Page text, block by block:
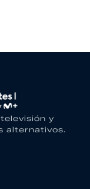
y
alternativos.